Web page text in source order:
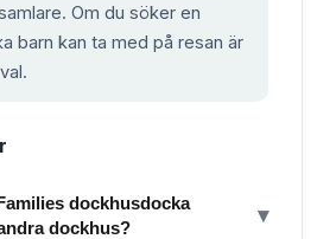
Om du söker en
barn kan ta med på resan är
dockhusdocka
dockhus?
▾